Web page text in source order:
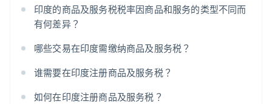
印度的商品及服务税税率因商品和服务的类型不同而
有何差异？
哪些交易在印度需缴纳商品及服务税？
谁需要在印度注册商品及服务税？
如何在印度注册商品及服务税？